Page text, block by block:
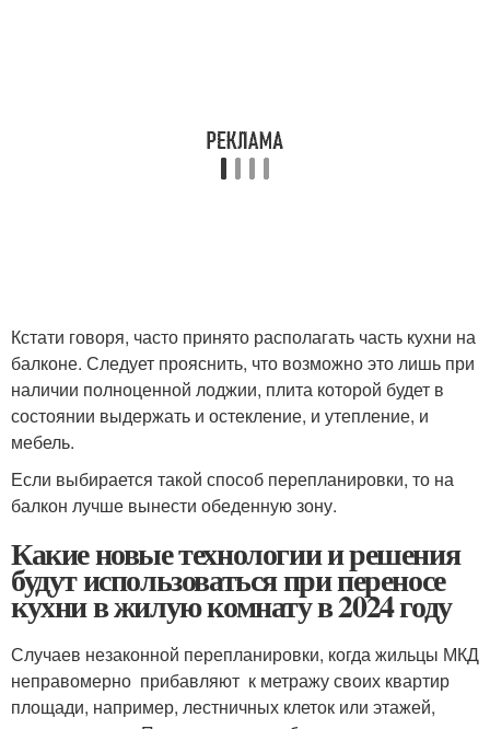
Кстати говоря, часто принято располагать часть кухни на
балконе. Следует прояснить, что возможно это лишь при
наличии полноценной лоджии, плита которой будет в
состоянии выдержать и остекление, и утепление, и
мебель.
Если выбирается такой способ перепланировки, то на
балкон лучше вынести обеденную зону.
Какие новые технологии и решения
будут использоваться при переносе
кухни в жилую комнату в 2024 году
Случаев незаконной перепланировки, когда жильцы МКД
неправомерно прибавляют к метражу своих квартир
площади, например, лестничных клеток или этажей,